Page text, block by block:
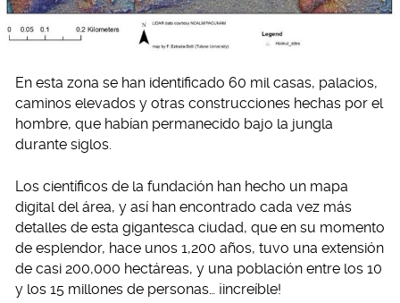
En esta zona se han identificado 60 mil casas, palacios,
caminos elevados y otras construcciones hechas por el
hombre, que habían permanecido bajo la jungla
durante siglos.
Los científicos de la fundación han hecho un mapa
digital del área, y así han encontrado cada vez más
detalles de esta gigantesca ciudad, que en su momento
de esplendor, hace unos 1,200 años, tuvo una extensión
de casi 200,000 hectáreas, y una población entre los 10
y los 15 millones de personas… ¡increíble!